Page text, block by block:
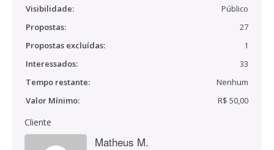
Visibilidade:
Público
Propostas:
27
Propostas excluídas:
1
Interessados:
33
Tempo restante:
Nenhum
Valor Mínimo:
R$ 50,00
Cliente
Matheus M.